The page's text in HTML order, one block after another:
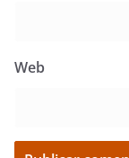
Web